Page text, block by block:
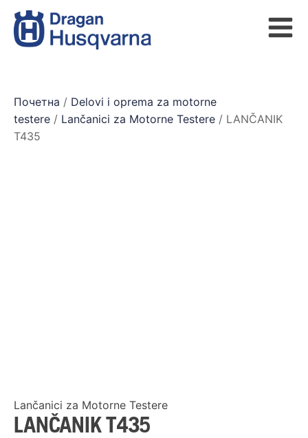
Почетна / Delovi i oprema za motorne
testere / Lančanici za Motorne Testere / LANČANIK
T435
Lančanici za Motorne Testere
LANČANIK T435